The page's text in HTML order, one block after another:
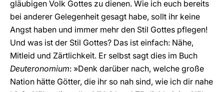
gläubigen Volk Gottes zu dienen. Wie ich euch bereits
bei anderer Gelegenheit gesagt habe, sollt ihr keine
Angst haben und immer mehr den Stil Gottes pflegen!
Und was ist der Stil Gottes? Das ist einfach: Nähe,
Mitleid und Zärtlichkeit. Er selbst sagt dies im Buch
Deuteronomium: »Denk darüber nach, welche große
Nation hätte Götter, die ihr so nah sind, wie ich dir nahe